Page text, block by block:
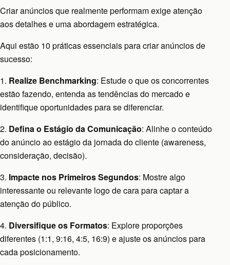
Criar anúncios que realmente performam exige atenção
aos detalhes e uma abordagem estratégica.
Aqui estão 10 práticas essenciais para criar anúncios de
sucesso:
1. Realize Benchmarking: Estude o que os concorrentes
estão fazendo, entenda as tendências do mercado e
identifique oportunidades para se diferenciar.
2. Defina o Estágio da Comunicação: Alinhe o conteúdo
do anúncio ao estágio da jornada do cliente (awareness,
consideração, decisão).
3. Impacte nos Primeiros Segundos: Mostre algo
interessante ou relevante logo de cara para captar a
atenção do público.
4. Diversifique os Formatos: Explore proporções
diferentes (1:1, 9:16, 4:5, 16:9) e ajuste os anúncios para
cada posicionamento.